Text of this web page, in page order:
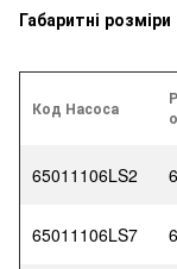
Габаритні
Код Насоса
65011106LS2
65011106LS7